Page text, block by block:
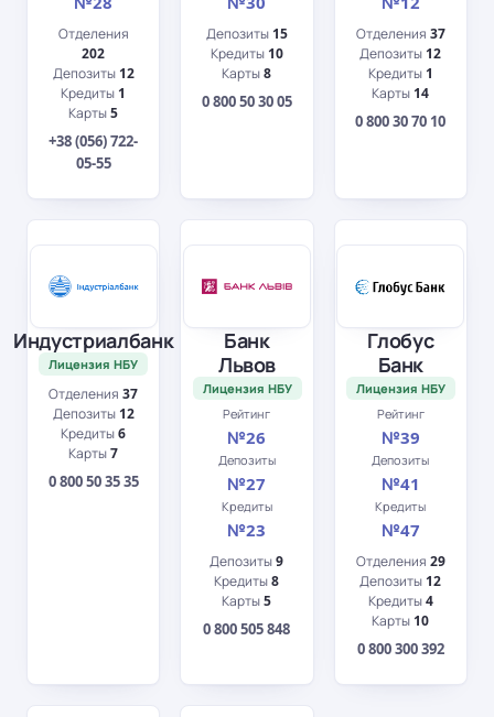
Отделения
202
Депозиты 12
Кредиты 1
Карты5
+38 (056) 722-
05-55
Депозиты 15
Кредиты 10
Карты8
0 800 50 30 05
Отделения 37
Депозиты 12
Кредиты 1
Карты 14
0 800 30 70 10
Индустриалбанк
Лицензия НБУ
Отделения37
Депозиты 12
Кредиты6
Карты7
0 800 50 35 35
Банк
Львов
Лицензия НБУ
Рейтинг
№26
Депозиты
№27
Кредиты
№23
Депозиты9
Кредиты8
Карты5
0 800 505 848
Глобус
Банк
Лицензия НБУ
Рейтинг
№39
Депозиты
№41
Кредиты
№47
Отделения 29
Депозиты 12
Кредиты4
Карты 10
0 800 300 392